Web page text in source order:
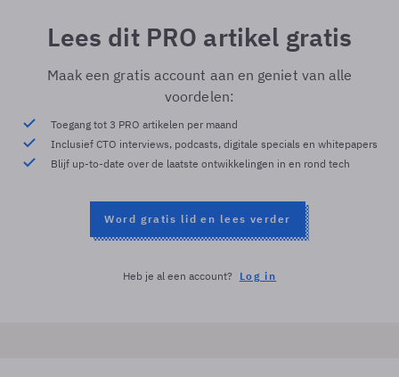
Lees dit PRO artikel gratis
Maak een gratis account aan en geniet van alle
voordelen:
Toegang tot 3 PRO artikelen per maand
Inclusief CTO interviews, podcasts, digitale specials en whitepapers
Blijf up-to-date over de laatste ontwikkelingen in en rond tech
Word gratis lid en lees verder
Heb je al een account? Log in